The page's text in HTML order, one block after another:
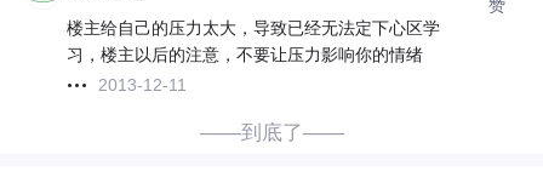
楼主给自己的压力太大，导致已经无法定下心区学
习，楼主以后的注意，不要让压力影响你的情绪
2013-12-11
赞
——到底了——